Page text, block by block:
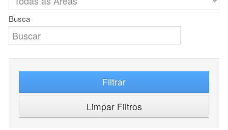
Busca
Filtrar
Limpar Filtros